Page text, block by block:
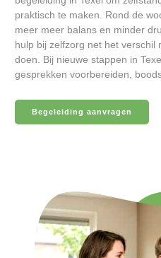
praktisch te maken. Rond de
meer meer balans en minder
hulp bij zelfzorg net het verschil
doen. Bij nieuwe stappen in
gesprekken voorbereiden,
Begeleiding aanvragen